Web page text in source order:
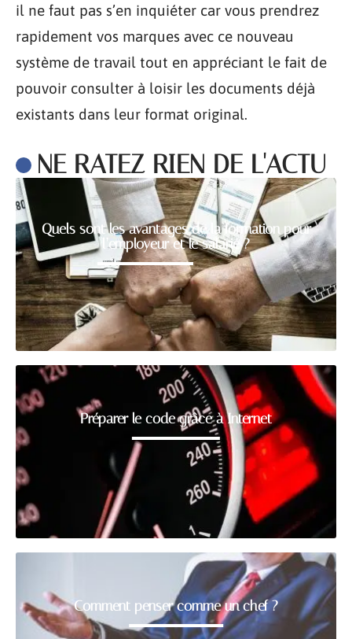
il ne faut pas s’en inquiéter car vous prendrez
rapidement vos marques avec ce nouveau
système de travail tout en appréciant le fait de
pouvoir consulter à loisir les documents déjà
existants dans leur format original.
NE RATEZ RIEN DE L'ACTU
Quels sont les avantages de la formation pour
l’employeur et le salarié ?
Préparer le code grâce à Internet
Comment penser comme un chef ?